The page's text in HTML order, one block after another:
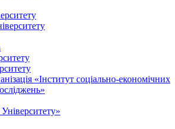
«Інститут соціально-економічних